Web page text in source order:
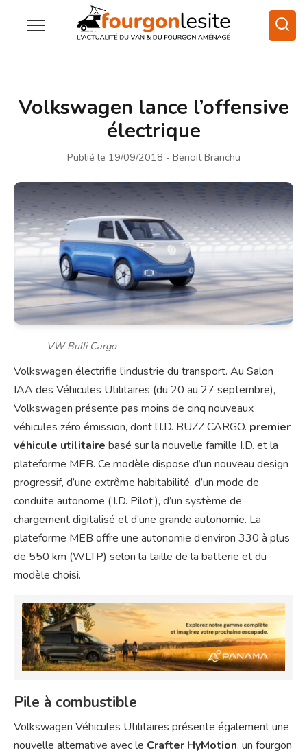
Volkswagen lance l’offensive
électrique
Publié le 19/09/2018 - Benoit Branchu
VW Bulli Cargo
Volkswagen électrifie l’industrie du transport. Au Salon
IAA des Véhicules Utilitaires (du 20 au 27 septembre),
Volkswagen présente pas moins de cinq nouveaux
véhicules zéro émission, dont l’I.D. BUZZ CARGO. premier
véhicule utilitaire basé sur la nouvelle famille I.D. et la
plateforme MEB. Ce modèle dispose d’un nouveau design
progressif, d’une extrême habitabilité, d’un mode de
conduite autonome (‘I.D. Pilot’), d’un système de
chargement digitalisé et d’une grande autonomie. La
plateforme MEB offre une autonomie d’environ 330 à plus
de 550 km (WLTP) selon la taille de la batterie et du
modèle choisi.
Pile à combustible
Volkswagen Véhicules Utilitaires présente également une
nouvelle alternative avec le Crafter HyMotion, un fourgon